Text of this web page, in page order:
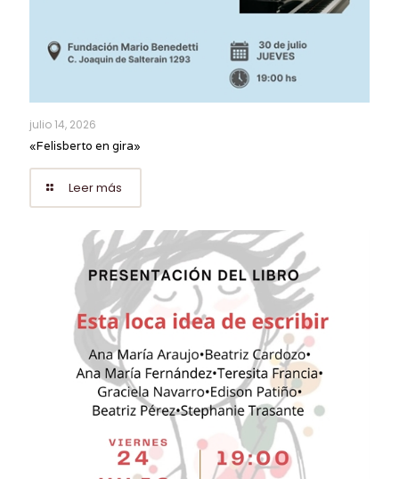
julio 14, 2026
«Felisberto en gira»
Leer más